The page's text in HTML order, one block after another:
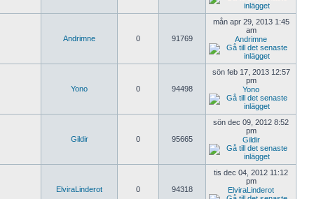
Andrimne 0 91769
mån apr 29, 2013 1:45
am
Andrimne
Yono 0 94498
sön feb 17, 2013 12:57
pm
Yono
Gildir 0 95665
sön dec 09, 2012 8:52
pm
Gildir
ElviraLinderot 0 94318
tis dec 04, 2012 11:12
pm
ElviraLinderot